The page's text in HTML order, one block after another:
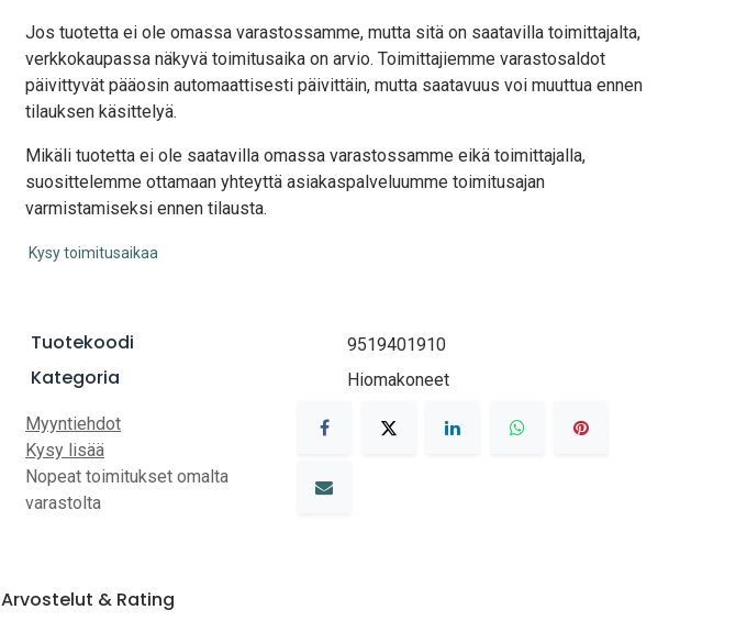
Jos tuotetta ei ole omassa varastossamme, mutta sitä on saatavilla toimittajalta,
verkkokaupassa näkyvä toimitusaika on arvio. Toimittajiemme varastosaldot
päivittyvät pääosin automaattisesti päivittäin, mutta saatavuus voi muuttua ennen
tilauksen käsittelyä.
Mikäli tuotetta ei ole saatavilla omassa varastossamme eikä toimittajalla,
suosittelemme ottamaan yhteyttä asiakaspalveluumme toimitusajan
varmistamiseksi ennen tilausta.
Kysy toimitusaikaa
Tuotekoodi 9519401910
Kategoria Hiomakoneet
Myyntiehdot
Kysy lisää
Nopeat toimitukset omalta
varastolta
Arvostelut & Rating